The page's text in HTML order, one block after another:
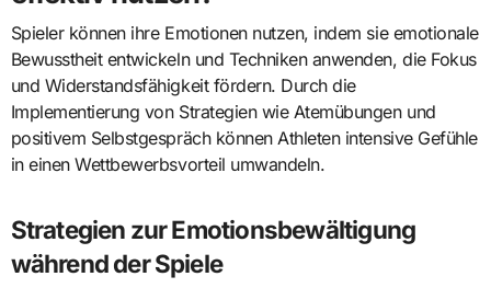
Spieler können ihre Emotionen nutzen, indem sie emotionale
Bewusstheit entwickeln und Techniken anwenden, die Fokus
und Widerstandsfähigkeit fördern. Durch die
Implementierung von Strategien wie Atemübungen und
positivem Selbstgespräch können Athleten intensive Gefühle
in einen Wettbewerbsvorteil umwandeln.
Strategien zur Emotionsbewältigung
während der Spiele